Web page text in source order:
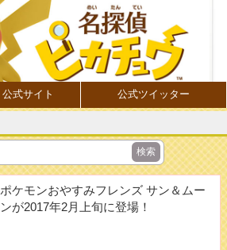
公式サイト 公式ツイッター
ポケモンおやすみフレンズ サン＆ムー
ンが2017年2月上旬に登場！